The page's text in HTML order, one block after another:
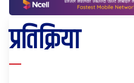
प्रतिक्रिया